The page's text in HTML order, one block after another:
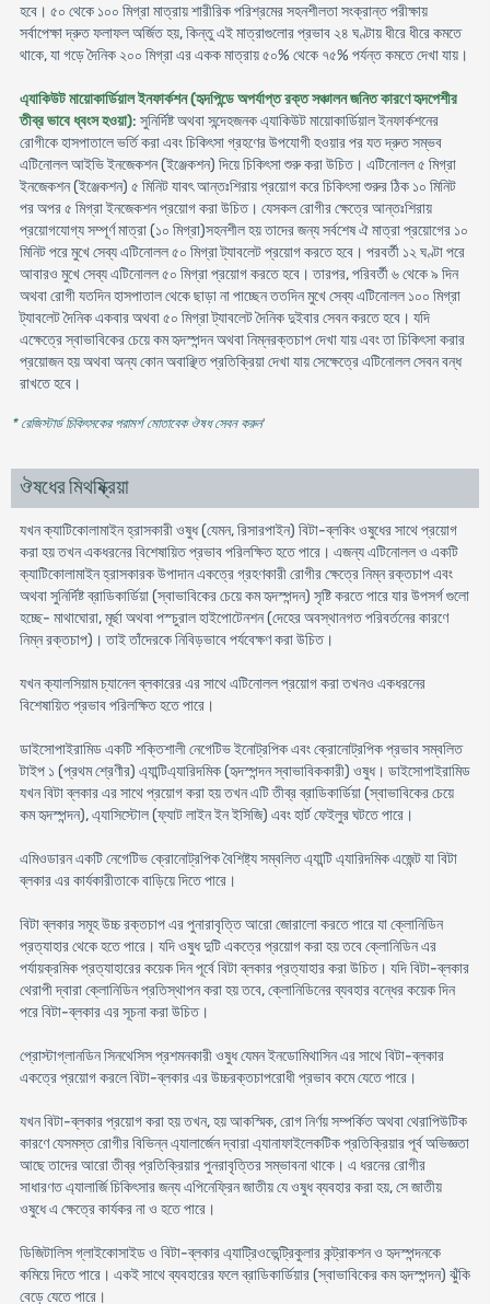
হবে। ৫০ থেকে ১০০ মিগ্রা মাত্রায় শারীরিক পরিশ্রমের সহনশীলতা সংক্রান্ত পরীক্ষায়
সর্বাপেক্ষা দ্রুত ফলাফল অর্জিত হয়, কিন্তু এই মাত্রাগুলাের প্রভাব ২৪ ঘণ্টায় ধীরে ধীরে কমতে
থাকে, যা গড়ে দৈনিক ২০০ মিগ্রা এর একক মাত্রায় ৫০% থেকে ৭৫% পর্যন্ত কমতে দেখা যায়।
এ্যাকিউট মায়ােকার্ডিয়াল ইনফার্কশন (হৃদপিন্ডে অপর্যাপ্ত রক্ত সঞ্চালন জনিত কারণে হৃদপেশীর
তীব্র ভাবে ধ্বংস হওয়া): সুনির্দিষ্ট অথবা সন্দেহজনক এ্যাকিউট মায়ােকার্ডিয়াল ইনফার্কশনের
রােগীকে হাসপাতালে ভর্তি করা এবং চিকিৎসা গ্রহণের উপযােগী হওয়ার পর যত দ্রুত সম্ভব
এটিনোলল আইভি ইনজেকশন (ইঞ্জেকশন) দিয়ে চিকিৎসা শুরু করা উচিত। এটিনোলল ৫ মিগ্রা
ইনজেকশন (ইঞ্জেকশন) ৫ মিনিট যাবৎ আন্তঃশিরায় প্রয়ােগ করে চিকিৎসা শুরুর ঠিক ১০ মিনিট
পর অপর ৫ মিগ্রা ইনজেকশন প্রয়ােগ করা উচিত। যেসকল রােগীর ক্ষেত্রে আন্তঃশিরায়
প্রয়ােগযােগ্য সম্পূর্ণ মাত্রা (১০ মিগ্রা)সহনশীল হয় তাদের জন্য সর্বশেষ ঐ মাত্রা প্রয়ােগের ১০
মিনিট পরে মুখে সেব্য এটিনোলল ৫০ মিগ্রা ট্যাবলেট প্রয়ােগ করতে হবে। পরবর্তী ১২ ঘণ্টা পরে
আবারও মুখে সেব্য এটিনোলল ৫০ মিগ্রা প্রয়ােগ করতে হবে। তারপর, পরিবর্তী ৬ থেকে ৯ দিন
অথবা রােগী যতদিন হাসপাতাল থেকে ছাড়া না পাচ্ছেন ততদিন মুখে সেব্য এটিনোলল ১০০ মিগ্রা
ট্যাবলেট দৈনিক একবার অথবা ৫০ মিগ্রা ট্যাবলেট দৈনিক দুইবার সেবন করতে হবে। যদি
এক্ষেত্রে স্বাভাবিকের চেয়ে কম হৃদস্পন্দন অথবা নিম্নরক্তচাপ দেখা যায় এবং তা চিকিৎসা করার
প্রয়ােজন হয় অথবা অন্য কোন অবাঞ্ছিত প্রতিক্রিয়া দেখা যায় সেক্ষেত্রে এটিনোলল সেবন বন্ধ
রাখতে হবে।
* রেজিস্টার্ড চিকিৎসকের পরামর্শ মোতাবেক ঔষধ সেবন করুন'
ঔষধের মিথষ্ক্রিয়া
যখন ক্যাটিকোলামাইন হ্রাসকারী ওষুধ (যেমন, রিসারপাইন) বিটা-ব্লকিং ওষুধের সাথে প্রয়ােগ
করা হয় তখন একধরনের বিশেষায়িত প্রভাব পরিলক্ষিত হতে পারে। এজন্য এটিনোলল ও একটি
ক্যাটিকোলামাইন হ্রাসকারক উপাদান একত্রে গ্রহণকারী রােগীর ক্ষেত্রে নিম্ন রক্তচাপ এবং
অথবা সুনির্দিষ্ট ব্রাডিকার্ডিয়া (স্বাভাবিকের চেয়ে কম হৃদস্পন্দন) সৃষ্টি করতে পারে যার উপসর্গ গুলাে
হচ্ছে- মাথাঘােরা, মূর্ছা অথবা পস্চু‌রাল হাইপােটেনশন (দেহের অবস্থানগত পরিবর্তনের কারণে
নিম্ন রক্তচাপ)। তাই তাঁদেরকে নিবিড়ভাবে পর্যবেক্ষণ করা উচিত।
যখন ক্যালসিয়াম চ্যানেল ব্লকারের এর সাথে এটিনোলল প্রয়ােগ করা তখনও একধরনের
বিশেষায়িত প্রভাব পরিলক্ষিত হতে পারে।
ডাইসােপাইরামিড একটি শক্তিশালী নেগেটিভ ইনােট্রপিক এবং ক্রোনােট্রপিক প্রভাব সম্বলিত
টাইপ ১ (প্রথম শ্রেণীর) এ্যান্টিএ্যারিদমিক (হৃদস্পন্দন স্বাভাবিককারী) ওষুধ। ডাইসােপাইরামিড
যখন বিটা ব্লকার এর সাথে প্রয়ােগ করা হয় তখন এটি তীব্র ব্রাডিকার্ডিয়া (স্বাভাবিকের চেয়ে
কম হৃদস্পন্দন), এ্যাসিস্টোল (ফ্যাট লাইন ইন ইসিজি) এবং হার্ট ফেইলুর ঘটতে পারে।
এমিওডারন একটি নেগেটিভ ক্রোনােট্রপিক বৈশিষ্ট্য সম্বলিত এ্যান্টি এ্যারিদমিক এজেন্ট যা বিটা
ব্লকার এর কার্যকারীতাকে বাড়িয়ে দিতে পারে।
বিটা ব্লকার সমূহ উচ্চ রক্তচাপ এর পুনারাবৃত্তি আরাে জোরালাে করতে পারে যা ক্লোনিডিন
প্রত্যাহার থেকে হতে পারে। যদি ওষুধ দুটি একত্রে প্রয়ােগ করা হয় তবে ক্লোনিডিন এর
পর্যায়ক্রমিক প্রত্যাহারের কয়েক দিন পূর্বে বিটা ব্লকার প্রত্যাহার করা উচিত। যদি বিটা-ব্লকার
থেরাপী দ্বারা ক্লোনিডিন প্রতিস্থাপন করা হয় তবে, ক্লোনিডিনের ব্যবহার বন্ধের কয়েক দিন
পরে বিটা-ব্লকার এর সূচনা করা উচিত।
প্রােস্টাগ্লানডিন সিনথেসিস প্রশমনকারী ওষুধ যেমন ইনডােমিথাসিন এর সাথে বিটা-ব্লকার
একত্রে প্রয়ােগ করলে বিটা-ব্লকার এর উচ্চরক্তচাপরােধী প্রভাব কমে যেতে পারে।
যখন বিটা-ব্লকার প্রয়ােগ করা হয় তখন, হয় আকস্মিক, রােগ নির্ণয় সম্পর্কিত অথবা থেরাপিউটিক
কারণে যেসমস্ত রােগীর বিভিন্ন এ্যালার্জেন দ্বারা এ্যানাফাইলেকটিক প্রতিক্রিয়ার পূর্ব অভিজ্ঞতা
আছে তাদের আরাে তীব্র প্রতিক্রিয়ার পুনরাবৃত্তির সম্ভাবনা থাকে। এ ধরনের রােগীর
সাধারণত এ্যালার্জি চিকিৎসার জন্য এপিনেফ্রিন জাতীয় যে ওষুধ ব্যবহার করা হয়, সে জাতীয়
ওষুধে এ ক্ষেত্রে কার্যকর না ও হতে পারে।
ডিজিটালিস গ্লাইকোসাইড ও বিটা-ব্লকার এ্যাট্রিওভেন্ট্রিকুলার কন্ট্রাকশন ও হৃদস্পন্দনকে
কমিয়ে দিতে পারে। একই সাথে ব্যবহারের ফলে ব্রাডিকার্ডিয়ার (স্বাভাবিকের কম হৃদস্পন্দন) ঝুঁকি
বেড়ে যেতে পারে।